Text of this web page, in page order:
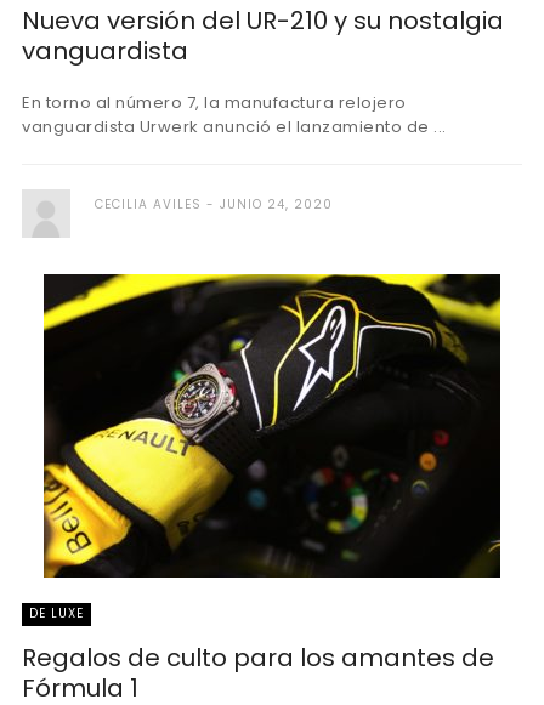
Nueva versión del UR-210 y su nostalgia
vanguardista
En torno al número 7, la manufactura relojero
vanguardista Urwerk anunció el lanzamiento de ...
CECILIA AVILES JUNIO 24, 2020
DE LUXE
Regalos de culto para los amantes de
Fórmula 1